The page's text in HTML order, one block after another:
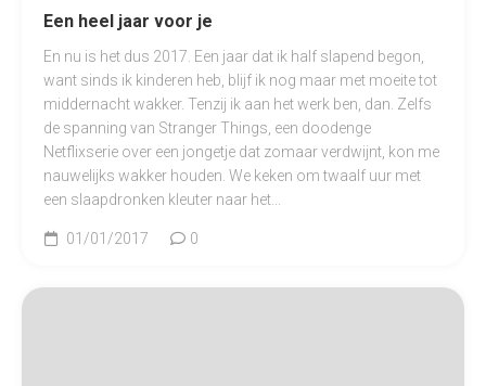
Een heel jaar voor je
En nu is het dus 2017. Een jaar dat ik half slapend begon,
want sinds ik kinderen heb, blijf ik nog maar met moeite tot
middernacht wakker. Tenzij ik aan het werk ben, dan. Zelfs
de spanning van Stranger Things, een doodenge
Netflixserie over een jongetje dat zomaar verdwijnt, kon me
nauwelijks wakker houden. We keken om twaalf uur met
een slaapdronken kleuter naar het...
01/01/2017 0